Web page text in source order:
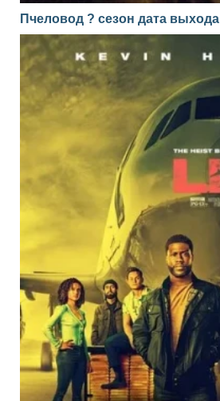
Пчеловод ? сезон дата выхода